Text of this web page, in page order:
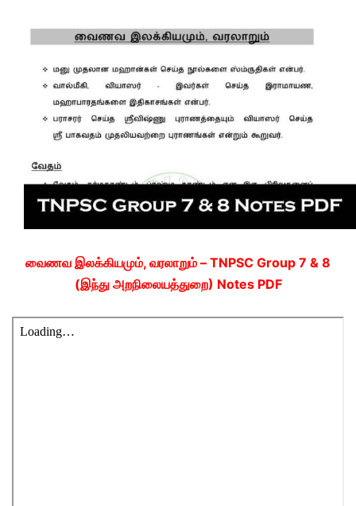
வைணவ இலக்கியமும், வரலாறும் – TNPSC Group 7 & 8
(இந்து அறநிலையத்துறை) Notes PDF